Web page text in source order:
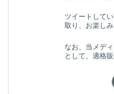
ツイートして
取り、お楽しみ
なお、当メデ
として、適格